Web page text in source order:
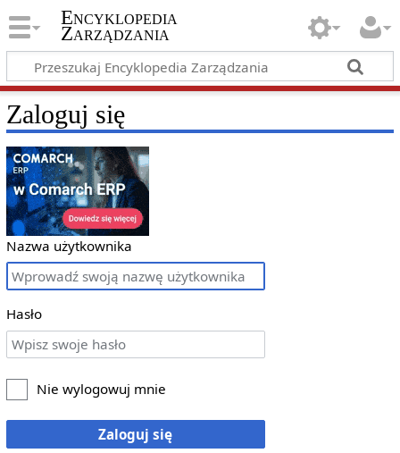
Encyklopedia
Zarządzania
Zaloguj się
Nazwa użytkownika
Hasło
Nie wylogowuj mnie
Zaloguj się